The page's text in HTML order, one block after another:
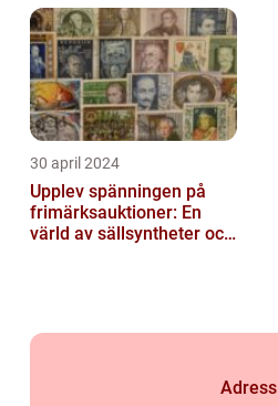
30 april 2024
Upplev spänningen på
frimärksauktioner: En
värld av sällsyntheter och
Adress